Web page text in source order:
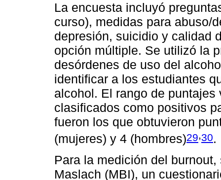
La encuesta incluyó
curso), medidas para abuso/
depresión, suicidio y calidad
opción múltiple. Se utilizó la
desórdenes de uso del
identificar a los estudiantes
alcohol. El rango de
clasificados como positivos
fueron los que obtuvieron
(mujeres) y 4 (hombres)29,30.
Para la medición del
Maslach (MBI), un